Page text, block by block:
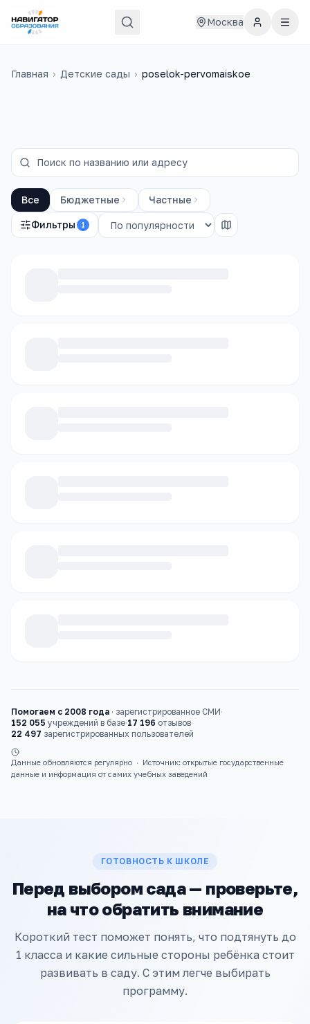
Москва
Главная › Детские сады › poselok-pervomaiskoe
Все Бюджетные Частные
Фильтры 1
Помогаем с 2008 года · зарегистрированное СМИ·
152 055 учреждений в базе·17 196 отзывов·
22 497 зарегистрированных пользователей
Данные обновляются регулярно ·
Источник: открытые государственные
данные и информация от самих учебных заведений
ГОТОВНОСТЬ К ШКОЛЕ
Перед выбором сада — проверьте,
на что обратить внимание
Короткий тест поможет понять, что подтянуть до
1 класса и какие сильные стороны ребёнка стоит
развивать в саду. С этим легче выбирать
программу.